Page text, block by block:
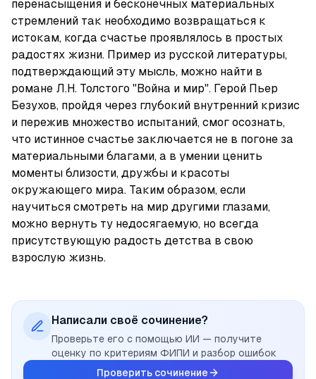
перенасыщения и бесконечных материальных
стремлений так необходимо возвращаться к
истокам, когда счастье проявлялось в простых
радостях жизни. Пример из русской литературы,
подтверждающий эту мысль, можно найти в
романе Л.Н. Толстого "Война и мир". Герой Пьер
Безухов, пройдя через глубокий внутренний кризис
и пережив множество испытаний, смог осознать,
что истинное счастье заключается не в погоне за
материальными благами, а в умении ценить
моменты близости, дружбы и красоты
окружающего мира. Таким образом, если
научиться смотреть на мир другими глазами,
можно вернуть ту недосягаемую, но всегда
присутствующую радость детства в свою
взрослую жизнь.
Написали своё сочинение?
Проверьте его с помощью ИИ — получите
оценку по критериям ФИПИ и разбор ошибок
Проверить сочинение